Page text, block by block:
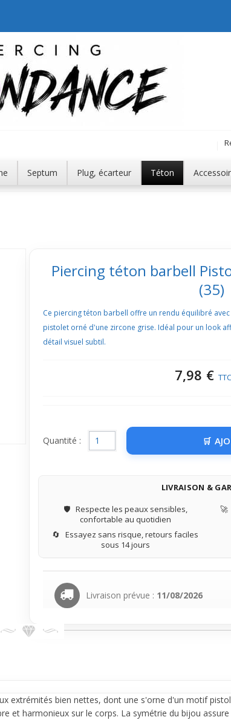
Septum Plug, écarteur Téton
Piercing téton barbell
(35)
Ce piercing téton barbell offre un rendu équilibré
pistolet orné d'une zircone grise. Idéal pour un look
détail visuel subtil.
7,98 € TTC
Quantité :
LIVRAISON &
🛡️ Respecte les peaux sensibles,
confortable au quotidien
🚀
🔄 Essayez sans risque, retours faciles
sous 14 jours
Livraison prévue : 11/08/2026
extrémités bien nettes, dont une s'orne d'un motif
et harmonieux sur le corps. La symétrie du bijou